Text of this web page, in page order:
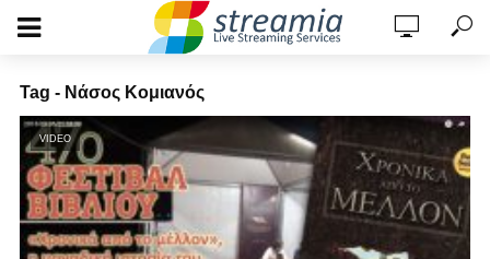
Tag - Νάσος Κομιανός
VIDEO